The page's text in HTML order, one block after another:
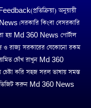
অনুয়ায়ী
সরকারি কিংবা বেসরকারি
হয় Md 360 News পোর্টাল
ও রাজ্য সরকারের যেকোনো রকম
চোঁখ রাখুন Md 360
করি সহজ সরল ভাষায় সমস্ত
ভিজিট করুন Md 360 News